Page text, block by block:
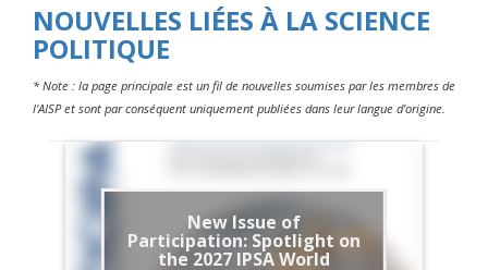
NOUVELLES LIÉES À LA SCIENCE
POLITIQUE
* Note : la page principale est un fil de nouvelles soumises par les membres de
l'AISP et sont par conséquent uniquement publiées dans leur langue d'origine.
New Issue of
Participation: Spotlight on
the 2027 IPSA World